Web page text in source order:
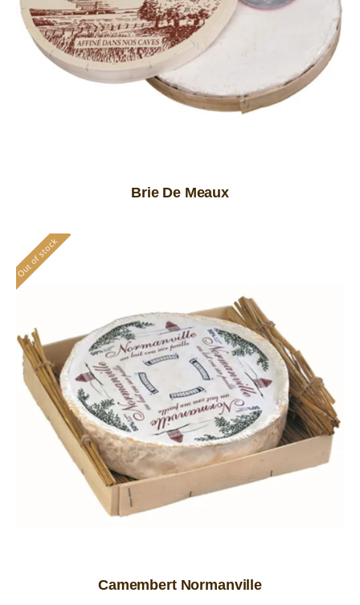
Brie De Meaux
Out of stock
Camembert Normanville